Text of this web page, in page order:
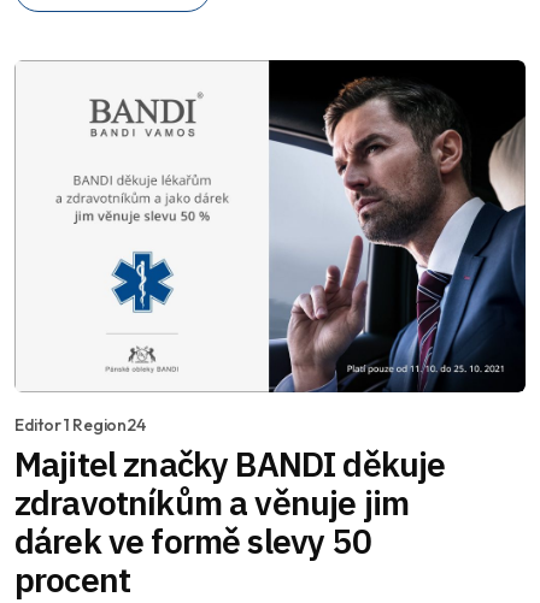
Editor 1 Region24
Majitel značky BANDI děkuje
zdravotníkům a věnuje jim
dárek ve formě slevy 50
procent